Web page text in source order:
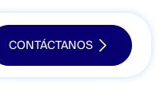
CONTÁCTANOS